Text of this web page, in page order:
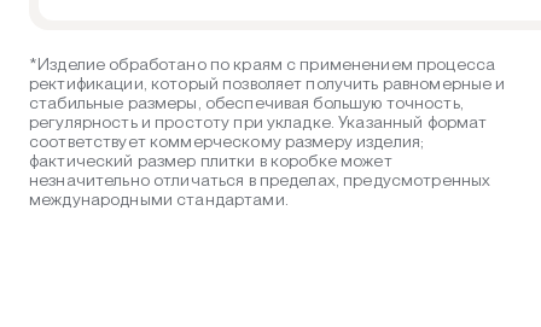
*Изделие обработано по краям с применением процесса
ректификации, который позволяет получить равномерные и
стабильные размеры, обеспечивая большую точность,
регулярность и простоту при укладке. Указанный формат
соответствует коммерческому размеру изделия;
фактический размер плитки в коробке может
незначительно отличаться в пределах, предусмотренных
международными стандартами.